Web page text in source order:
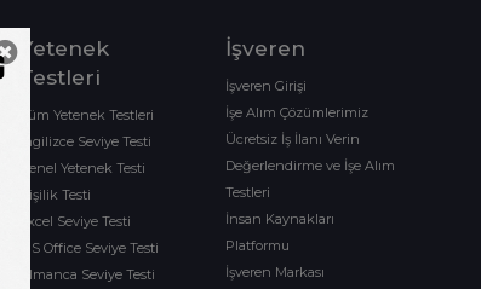
Yetenek
Testleri
Tüm Yetenek Testleri
İngilizce Seviye Testi
Genel Yetenek Testi
Kişilik Testi
Excel Seviye Testi
MS Office Seviye Testi
Almanca Seviye Testi
İşveren
İşveren Girişi
İşe Alım Çözümlerimiz
Ücretsiz İş İlanı Verin
Değerlendirme ve İşe Alım
Testleri
İnsan Kaynakları
Platformu
İşveren Markası